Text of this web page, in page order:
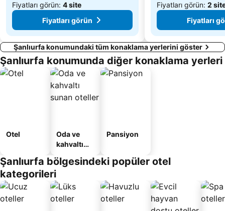
Fiyatları görün: 4 site
Fiyatları görün
Fiyatları görün: 2
Fiyatları
Şanlıurfa konumundaki tüm konaklama yerlerini göster
Şanlıurfa konumunda diğer konaklama yerleri
Otel
Oda ve
kahvaltı
oteller
Pansiyon
Şanlıurfa bölgesindeki popüler otel
kategorileri